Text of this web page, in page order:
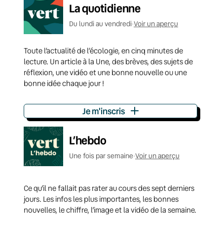
La quotidienne
Du lundi au vendredi•Voir un aperçu
Toute l’actualité de l’écologie, en cinq minutes de
lecture. Un article à la Une, des brèves, des sujets de
réflexion, une vidéo et une bonne nouvelle ou une
bonne idée chaque jour !
Je m'inscris
L’hebdo
Une fois par semaine•Voir un aperçu
Ce qu’il ne fallait pas rater au cours des sept derniers
jours. Les infos les plus importantes, les bonnes
nouvelles, le chiffre, l’image et la vidéo de la semaine.